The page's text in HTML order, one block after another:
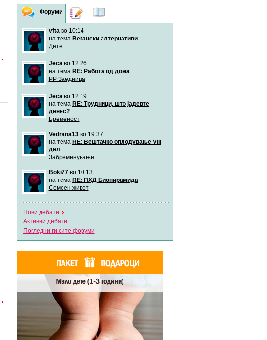
Форуми Дневници
vftaво 10:14
на тема Вегански алтернативи
Дете
Jecaво 12:26
на тема RE: Работа од дома
РР Заедница
Jecaво 12:19
на тема RE: Трудници, што јадевте
денес?
Бременост
Vedrana13во 19:37
на тема RE: Вештачко оплодување VIII
дел
Забременување
Boki77во 10:13
на тема RE: ПХД Биопирамида
Семеен живот
Нови дебати
Активни дебати
Погледни ги сите форуми